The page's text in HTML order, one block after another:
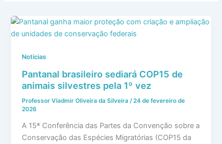
Notícias
Pantanal brasileiro sediará COP15 de
animais silvestres pela 1º vez
Professor Vladmir Oliveira da Silveira/24 de fevereiro de
2026
A 15ª Conferência das Partes da Convenção sobre a
Conservação das Espécies Migratórias (COP15 da